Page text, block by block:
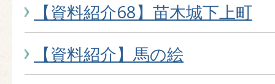
【資料紹介68】苗木城下上町
【資料紹介】馬の絵